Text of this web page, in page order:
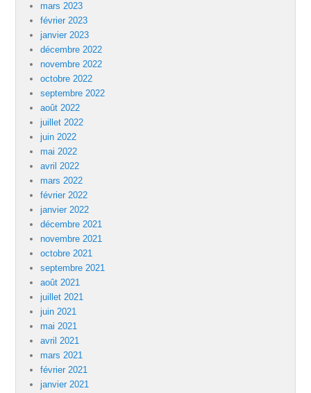
mars 2023
février 2023
janvier 2023
décembre 2022
novembre 2022
octobre 2022
septembre 2022
août 2022
juillet 2022
juin 2022
mai 2022
avril 2022
mars 2022
février 2022
janvier 2022
décembre 2021
novembre 2021
octobre 2021
septembre 2021
août 2021
juillet 2021
juin 2021
mai 2021
avril 2021
mars 2021
février 2021
janvier 2021